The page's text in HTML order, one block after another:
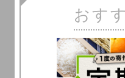
おす